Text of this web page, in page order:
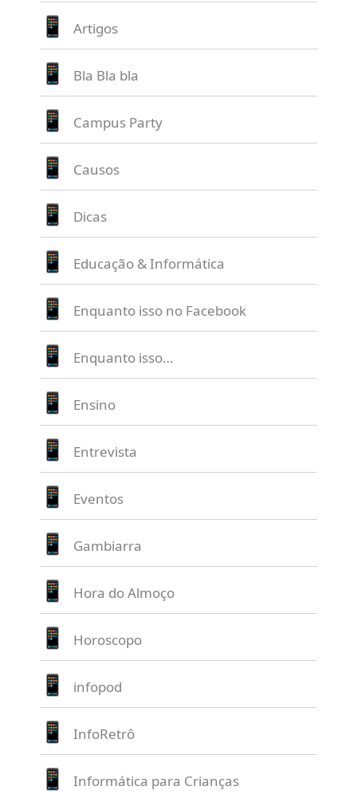
Artigos
Bla Bla bla
Campus Party
Causos
Dicas
Educação & Informática
Enquanto isso no Facebook
Enquanto isso…
Ensino
Entrevista
Eventos
Gambiarra
Hora do Almoço
Horoscopo
infopod
InfoRetrô
Informática para Crianças